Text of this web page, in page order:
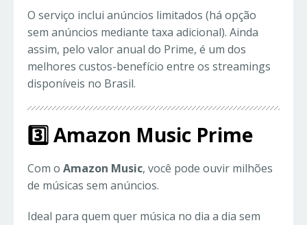
O serviço inclui anúncios limitados (há opção
sem anúncios mediante taxa adicional). Ainda
assim, pelo valor anual do Prime, é um dos
melhores custos-benefício entre os streamings
disponíveis no Brasil.
3️⃣ Amazon Music Prime
Com o Amazon Music, você pode ouvir milhões
de músicas sem anúncios.
Ideal para quem quer música no dia a dia sem